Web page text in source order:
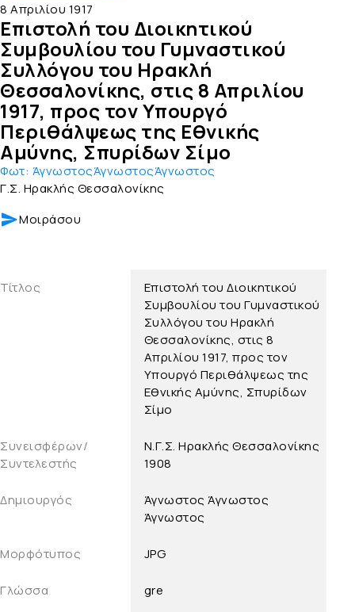
8 Απριλίου 1917
Επιστολή του Διοικητικού
Συμβουλίου του Γυμναστικού
Συλλόγου του Ηρακλή
Θεσσαλονίκης, στις 8 Απριλίου
1917, προς τον Υπουργό
Περιθάλψεως της Εθνικής
Αμύνης, Σπυρίδων Σίμο
Φωτ: ΆγνωστοςΆγνωστοςΆγνωστος
Γ.Σ. Ηρακλής Θεσσαλονίκης
Μοιράσου
Τίτλος
Επιστολή του Διοικητικού
Συμβουλίου του Γυμναστικού
Συλλόγου του Ηρακλή
Θεσσαλονίκης, στις 8
Απριλίου 1917, προς τον
Υπουργό Περιθάλψεως της
Εθνικής Αμύνης, Σπυρίδων
Σίμο
Συνεισφέρων/
Συντελεστής
Ν.Γ.Σ. Ηρακλής Θεσσαλονίκης
1908
Δημιουργός Άγνωστος Άγνωστος
Άγνωστος
Μορφότυπος JPG
Γλώσσα gre